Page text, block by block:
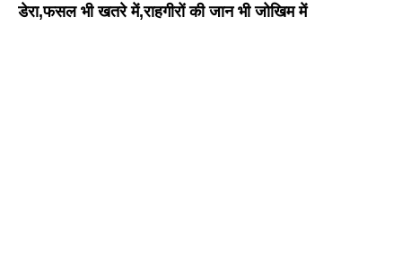
डेरा,फसल भी खतरे में,राहगीरों की जान भी जोखिम में